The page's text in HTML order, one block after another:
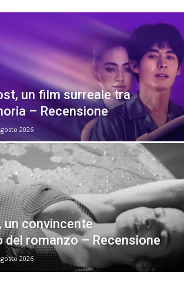
un film surreale tra
– Recensione
2026
un convincente
del romanzo – Recensione
2026